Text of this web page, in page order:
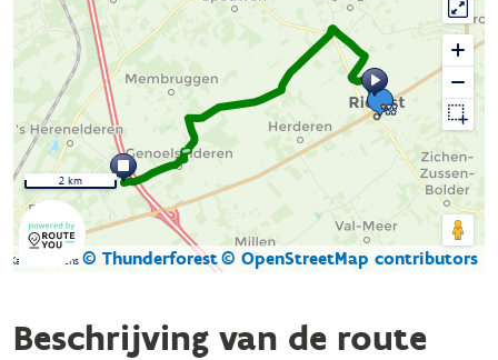
Kaartgegevens © Thunderforest© OpenStreetMap contributors
2 km
Beschrijving van de route